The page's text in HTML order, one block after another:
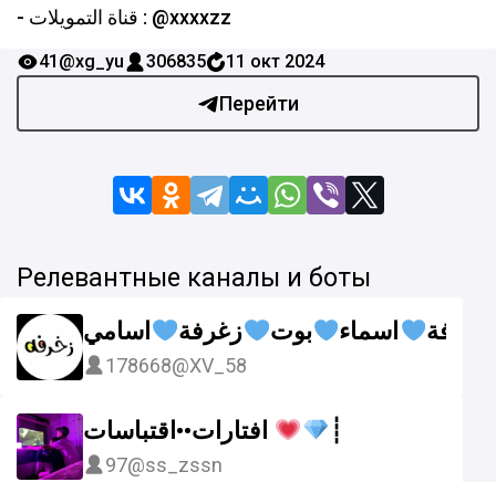
- قناة التمويلات : @xxxxzz
Перейти
41 @xg_yu 306835 11 окт 2024
Релевантные каналы и боты
زخرفة اسماء بوت زغرفة اسامي
178668@XV_58
┊
97@ss_zssn